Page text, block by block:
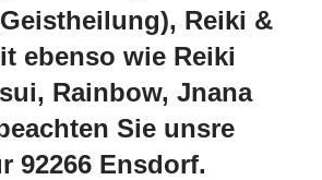
Reiki &
ebenso wie Reiki
Rainbow, Jnana
Sie unsre
92266 Ensdorf.